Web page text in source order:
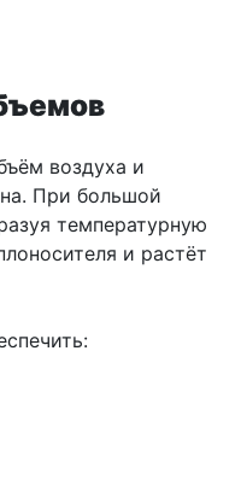
воздуха и
При большой
температурную
и растёт